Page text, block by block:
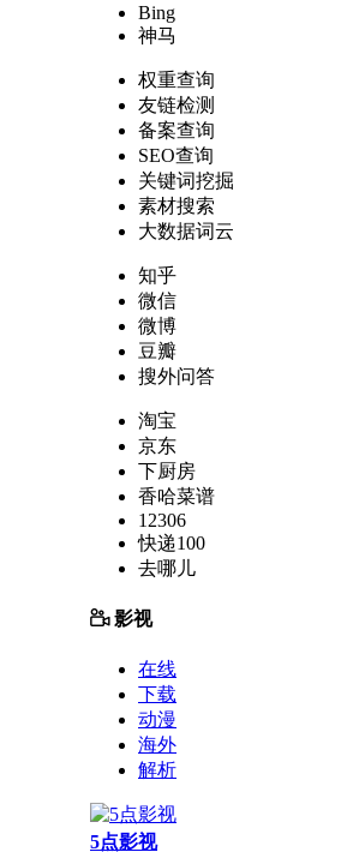
Bing
神马
权重查询
友链检测
备案查询
SEO查询
关键词挖掘
素材搜索
大数据词云
知乎
微信
微博
豆瓣
搜外问答
淘宝
京东
下厨房
香哈菜谱
12306
快递100
去哪儿
影视
在线
下载
动漫
海外
解析
5点影视